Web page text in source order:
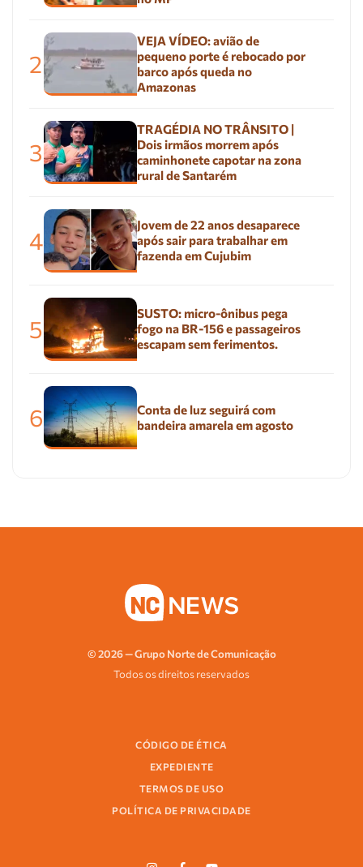
2
VEJA VÍDEO: avião de
pequeno porte é rebocado por
barco após queda no
Amazonas
3
TRAGÉDIA NO TRÂNSITO |
Dois irmãos morrem após
caminhonete capotar na zona
rural de Santarém
4
Jovem de 22 anos desaparece
após sair para trabalhar em
fazenda em Cujubim
5
SUSTO: micro-ônibus pega
fogo na BR-156 e passageiros
escapam sem ferimentos.
6
Conta de luz seguirá com
bandeira amarela em agosto
© 2026 — Grupo Norte de Comunicação
Todos os direitos reservados
CÓDIGO DE ÉTICA
EXPEDIENTE
TERMOS DE USO
POLÍTICA DE PRIVACIDADE